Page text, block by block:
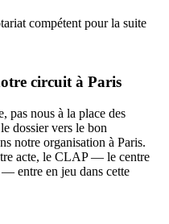
compétent pour la suite
circuit à Paris
pas nous à la place des
dossier vers le bon
notre organisation à Paris.
acte, le CLAP — le centre
entre en jeu dans cette